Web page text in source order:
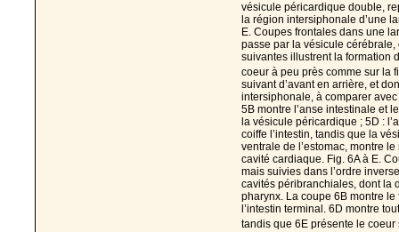
vésicule péricardique double,
la région intersiphonale d’une
E. Coupes frontales dans une
passe par la vésicule cérébrale,
suivantes illustrent la formation
coeur à peu près comme sur la
suivant d’avant en arrière, et
intersiphonale, à comparer
5B montre l’anse intestinale et
la vésicule péricardique ; 5D :
coiffe l’intestin, tandis que la
ventrale de l’estomac, montre
cavité cardiaque. Fig. 6A à E.
mais suivies dans l’ordre
cavités péribranchiales, dont la
pharynx. La coupe 6B montre
l’intestin terminal. 6D montre
tandis que 6E présente le coeur